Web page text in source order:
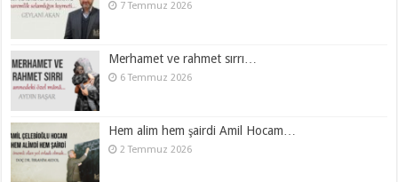
7 Temmuz 2026
Merhamet ve rahmet sırrı…
6 Temmuz 2026
Hem alim hem şairdi Amil Hocam…
2 Temmuz 2026